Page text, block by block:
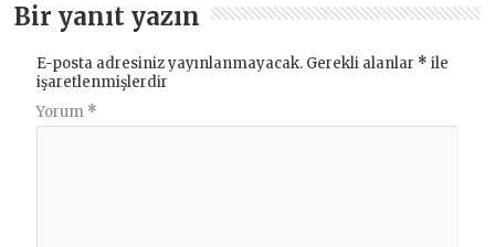
Bir yanıt yazın
E-posta adresiniz yayınlanmayacak. Gerekli alanlar * ile
işaretlenmişlerdir
Yorum *